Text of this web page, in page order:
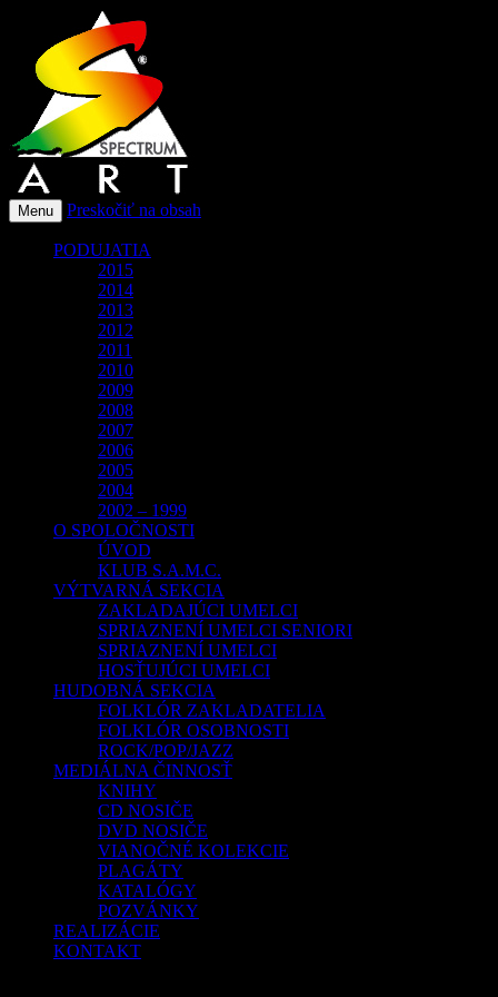
Spectrum-Art
O spoločnosti Spectrum Art
Menu Preskočiť na obsah
PODUJATIA
2015
2014
2013
2012
2011
2010
2009
2008
2007
2006
2005
2004
2002 – 1999
O SPOLOČNOSTI
ÚVOD
KLUB S.A.M.C.
VÝTVARNÁ SEKCIA
ZAKLADAJÚCI UMELCI
SPRIAZNENÍ UMELCI SENIORI
SPRIAZNENÍ UMELCI
HOSŤUJÚCI UMELCI
HUDOBNÁ SEKCIA
FOLKLÓR ZAKLADATELIA
FOLKLÓR OSOBNOSTI
ROCK/POP/JAZZ
MEDIÁLNA ČINNOSŤ
KNIHY
CD NOSIČE
DVD NOSIČE
VIANOČNÉ KOLEKCIE
PLAGÁTY
KATALÓGY
POZVÁNKY
REALIZÁCIE
KONTAKT